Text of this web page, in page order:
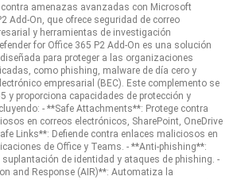
amenazas avanzadas con Microsoft
Add-On, que ofrece seguridad de correo
y herramientas de investigación
for Office 365 P2 Add-On es una solución
para proteger a las organizaciones
como phishing, malware de día cero y
empresarial (BEC). Este complemento se
y proporciona capacidades de protección y
- **Safe Attachments**: Protege contra
en correos electrónicos, SharePoint, OneDrive
Links**: Defiende contra enlaces maliciosos en
de Office y Teams. - **Anti-phishing**:
suplantación de identidad y ataques de phishing. -
and Response (AIR)**: Automatiza la